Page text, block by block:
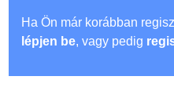
Ha Ön már korábban
lépjen be, vagy pedig